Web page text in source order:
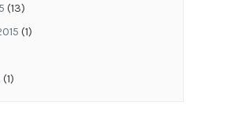
(13)
(1)
(1)